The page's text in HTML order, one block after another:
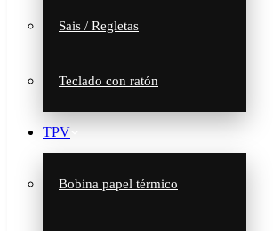
Sais / Regletas
Teclado con ratón
TPV
Bobina papel térmico